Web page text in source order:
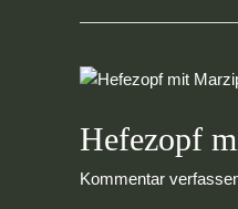
Hefezopf
Kommentar
Hefezopf
Marzipan
und
Quark